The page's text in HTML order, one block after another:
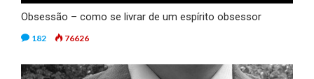
Obsessão – como se livrar de um espírito obsessor
182 76626